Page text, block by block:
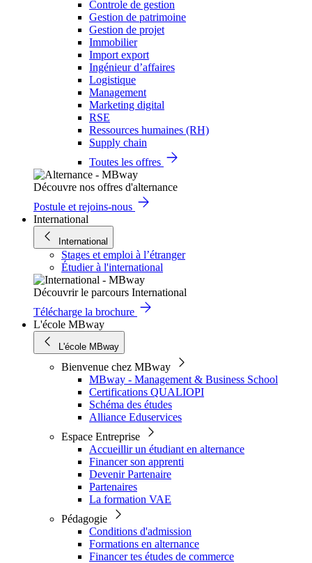
Controle de gestion
Gestion de patrimoine
Gestion de projet
Immobilier
Import export
Ingénieur d’affaires
Logistique
Management
Marketing digital
RSE
Ressources humaines (RH)
Supply chain
Toutes les offres
Découvre nos offres d'alternance
Postule et rejoins-nous
International
International
Stages et emploi à l’étranger
Étudier à l'international
Découvrir le parcours International
Télécharge la brochure
L'école MBway
L'école MBway
Bienvenue chez MBway
MBway - Management & Business School
Certifications QUALIOPI
Schéma des études
Alliance Eduservices
Espace Entreprise
Accueillir un étudiant en alternance
Financer son apprenti
Devenir Partenaire
Partenaires
La formation VAE
Pédagogie
Conditions d'admission
Formations en alternance
Financer tes études de commerce